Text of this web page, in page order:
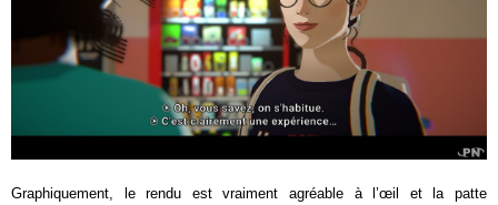
Graphiquement, le rendu est vraiment agréable à l’œil et la patte